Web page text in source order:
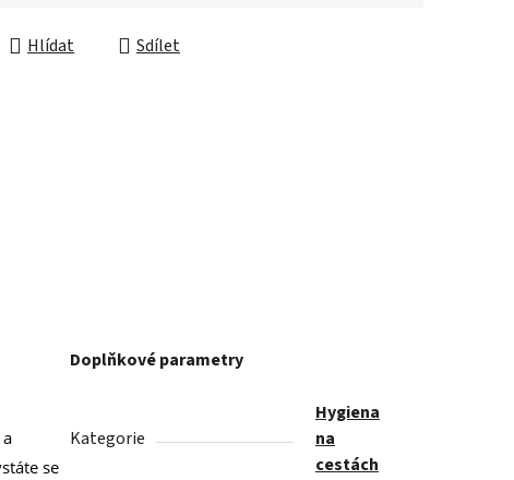
Hlídat Sdílet
se
Doplňkové parametry
Kategorie
Hygiena
na
cestách